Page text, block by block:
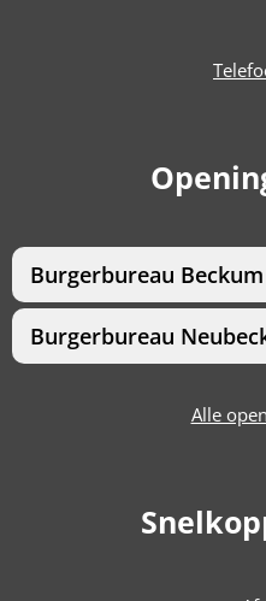
Burgerbureau Beckum
Burgerbureau
Alle